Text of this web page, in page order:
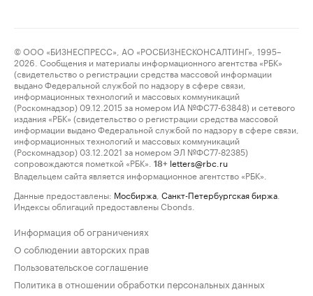
© ООО «БИЗНЕСПРЕСС», АО «РОСБИЗНЕСКОНСАЛТИНГ», 1995–
2026. Сообщения и материалы информационного агентства «РБК»
(свидетельство о регистрации средства массовой информации
выдано Федеральной службой по надзору в сфере связи,
информационных технологий и массовых коммуникаций
(Роскомнадзор) 09.12.2015 за номером ИА №ФС77-63848) и сетевого
издания «РБК» (свидетельство о регистрации средства массовой
информации выдано Федеральной службой по надзору в сфере связи,
информационных технологий и массовых коммуникаций
(Роскомнадзор) 03.12.2021 за номером ЭЛ №ФС77-82385)
сопровождаются пометкой «РБК».
18+ letters@rbc.ru
Владельцем сайта является информационное агентство «РБК».
Данные предоставлены: Мосбиржа Санкт-Петербургская биржа
Индексы облигаций предоставлены Cbonds.
Информация об ограничениях
О соблюдении авторских прав
Пользовательское соглашение
Политика в отношении обработки персональных данных